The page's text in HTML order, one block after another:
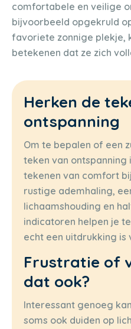
comfortabele en veilige
bijvoorbeeld opgekruld
favoriete zonnige plekje,
betekenen dat ze zich
Herken de
ontspanning
Om te bepalen of een
teken van ontspanning
tekenen van comfort
rustige ademhaling,
lichaamshouding en
indicatoren helpen je
echt een uitdrukking is
Frustratie of
dat ook?
Interessant genoeg
soms ook duiden op